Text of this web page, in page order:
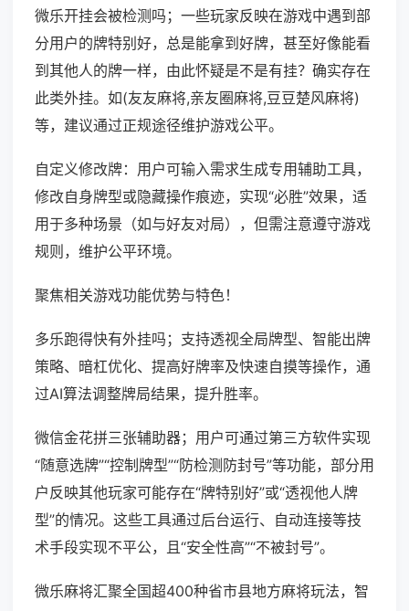
微乐开挂会被检测吗；一些玩家反映在游戏中遇到部
分用户的牌特别好，总是能拿到好牌，甚至好像能看
到其他人的牌一样，由此怀疑是不是有挂？确实存在
此类外挂。如(友友麻将,亲友圈麻将,豆豆楚风麻将)
等，建议通过正规途径维护游戏公平。
自定义修改牌：用户可输入需求生成专用辅助工具，
修改自身牌型或隐藏操作痕迹，实现“必胜”效果，适
用于多种场景（如与好友对局），但需注意遵守游戏
规则，维护公平环境。
聚焦相关游戏功能优势与特色！
多乐跑得快有外挂吗；支持透视全局牌型、智能出牌
策略、暗杠优化、提高好牌率及快速自摸等操作，通
过AI算法调整牌局结果，提升胜率。
微信金花拼三张辅助器；用户可通过第三方软件实现
“随意选牌”“控制牌型”“防检测防封号”等功能，部分用
户反映其他玩家可能存在“牌特别好”或“透视他人牌
型”的情况。这些工具通过后台运行、自动连接等技
术手段实现不平公，且“安全性高”“不被封号”。
微乐麻将汇聚全国超400种省市县地方麻将玩法，智